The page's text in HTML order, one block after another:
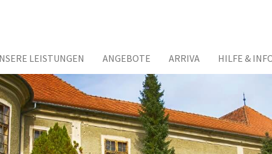
LEISTUNGEN ANGEBOTE ARRIVA HILFE &